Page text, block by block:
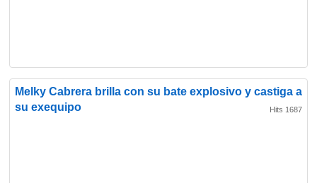
Melky Cabrera brilla con su bate explosivo y castiga a
su exequipo
Hits 1687